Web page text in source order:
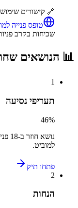
🔗 קישורים
טופס פנייה
שכיחות בקרב
📊 הנושאים
1
תעריפי נסיעה
46%
נושא חוזר ב-18
למוביט.
פתחו תיק
2
הנחות